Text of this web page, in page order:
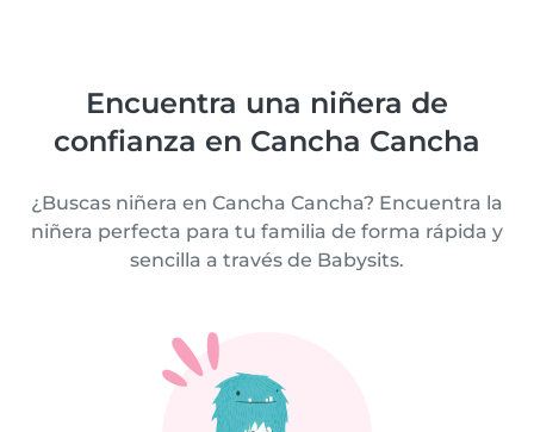
Encuentra una niñera de
confianza en Cancha Cancha
¿Buscas niñera en Cancha Cancha? Encuentra la
niñera perfecta para tu familia de forma rápida y
sencilla a través de Babysits.